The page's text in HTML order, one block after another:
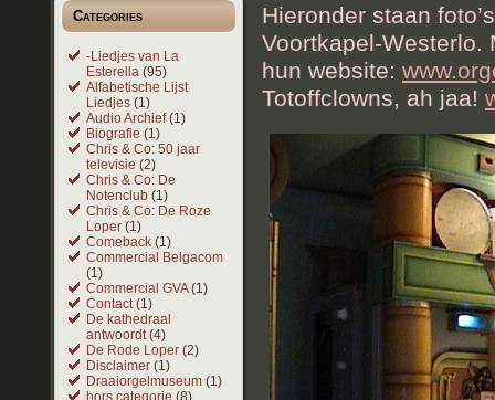
Categories
-Liedjes van La
Esterella (95)
Alfabetische Lijst
Liedjes (1)
Audio Archief(1)
Biografie (1)
Chris & Co: 50 jaar
televisie (2)
Chris & Co: De
Notenclub (1)
Chris & Co: De Roze
Loper (1)
Comeback (1)
Commercial Belgacom
(1)
Commercial GVA(1)
Contact(1)
De kathedraal
antwoordt(4)
De Rode Loper (2)
Disclaimer (1)
Draaiorgelmuseum (1)
hors categorie (8)
Hieronder staan
Voortkapel-Westerlo.
hun website:
Totoffclowns, ah jaa!